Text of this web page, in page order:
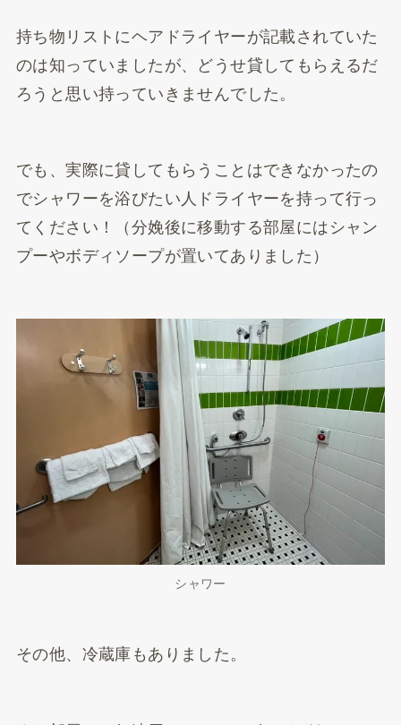
持ち物リストにヘアドライヤーが記載されていた
のは知っていましたが、どうせ貸してもらえるだ
ろうと思い持っていきませんでした。
でも、実際に貸してもらうことはできなかったの
でシャワーを浴びたい人ドライヤーを持って行っ
てください！（分娩後に移動する部屋にはシャン
プーやボディソープが置いてありました）
シャワー
その他、冷蔵庫もありました。